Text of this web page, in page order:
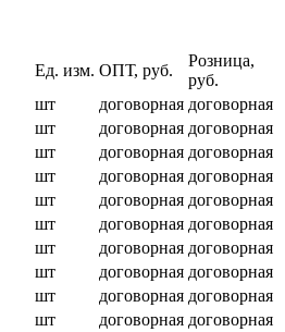
Ед. изм. ОПТ, руб.
Розница,
руб.
шт договорная договорная
шт договорная договорная
шт договорная договорная
шт договорная договорная
шт договорная договорная
шт договорная договорная
шт договорная договорная
шт договорная договорная
шт договорная договорная
шт договорная договорная